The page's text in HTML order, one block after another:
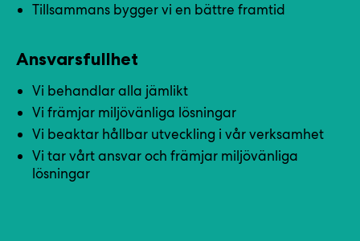
Tillsammans bygger vi en bättre framtid
Ansvarsfullhet
Vi behandlar alla jämlikt
Vi främjar miljövänliga lösningar
Vi beaktar hållbar utveckling i vår verksamhet
Vi tar vårt ansvar och främjar miljövänliga
lösningar